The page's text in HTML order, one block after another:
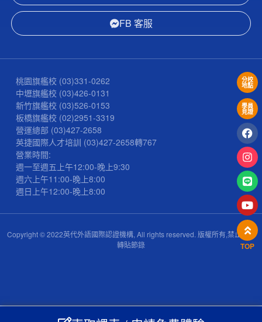
FB 客服
桃園旗艦校 (03)331-0262
中壢旗艦校 (03)426-0131
新竹旗艦校 (03)526-0153
板橋旗艦校 (02)2951-3319
營運總部 (03)427-2658
英捷國際人才培訓 (03)427-2658轉767
營業時間:
週一至週五上午12:00-晚上9:30
週六上午11:00-晚上8:00
週日上午12:00-晚上8:00
Copyright © 2022英代外語國際認證機構, All rights reserved. 版權所有,禁止擅自
轉貼節錄
分校
地點
學員
見證
TOP